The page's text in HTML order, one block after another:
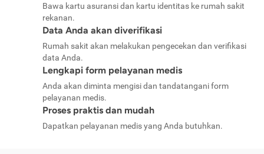
Bawa kartu asuransi dan kartu identitas ke rumah sakit
rekanan.
Data Anda akan diverifikasi
Rumah sakit akan melakukan pengecekan dan verifikasi
data Anda.
Lengkapi form pelayanan medis
Anda akan diminta mengisi dan tandatangani form
pelayanan medis.
Proses praktis dan mudah
Dapatkan pelayanan medis yang Anda butuhkan.